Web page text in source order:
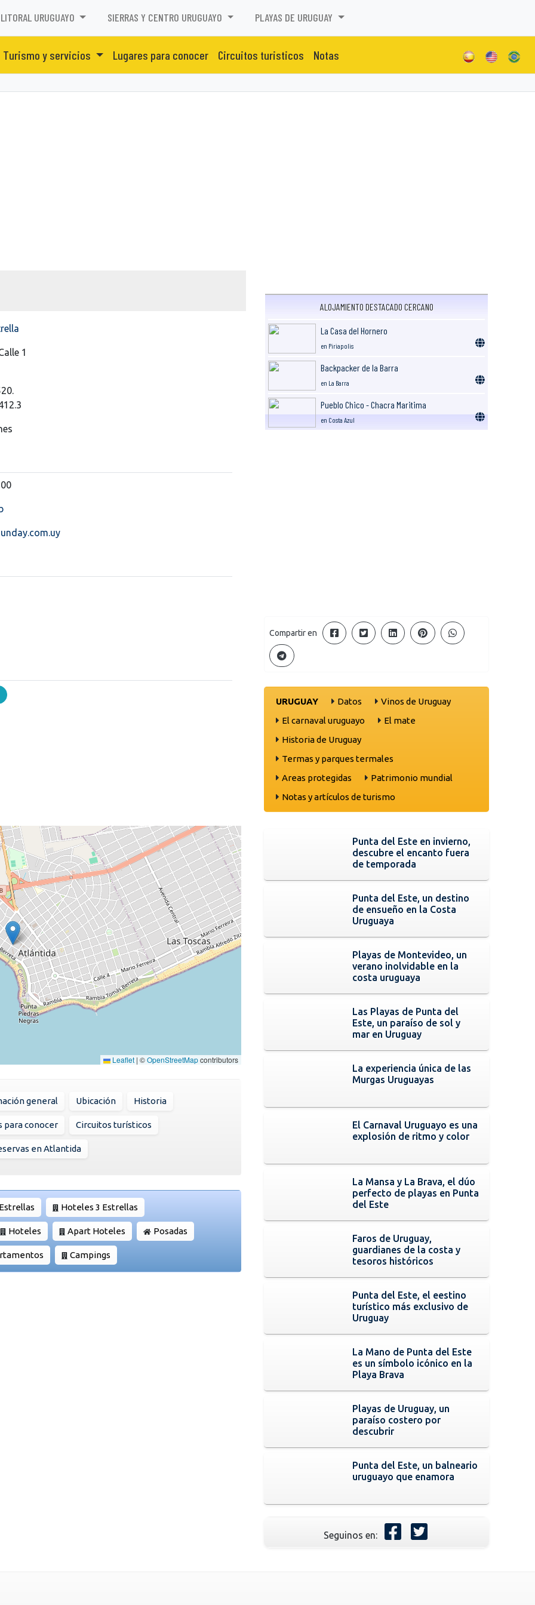
LITORAL URUGUAYO SIERRAS Y CENTRO URUGUAYO PLAYAS DE URUGUAY
Turismo y servicios Lugares para conocer Circuitos turisticos Notas
1
Leaflet | ©OpenStreetMapcontributors
general Ubicación Historia
para conocer Circuitos turísticos
en Atlantida
Hoteles 3 Estrellas
Hoteles Apart Hoteles Posadas
Campings
ALOJAMIENTO DESTACADO CERCANO
La Casa del Hornero
en Piriapolis
Backpacker de la Barra
en La Barra
Pueblo Chico - Chacra Maritima
en Costa Azul
Compartir en
URUGUAY Datos
Vinos de Uruguay
El carnaval uruguayo
El mate
Historia de Uruguay
Termas y parques termales
Areas protegidas
Patrimonio mundial
Notas y artículos de turismo
Punta del Este en invierno,
descubre el encanto fuera
de temporada
Punta del Este, un destino
de ensueño en la Costa
Uruguaya
Playas de Montevideo, un
verano inolvidable en la
costa uruguaya
Las Playas de Punta del
Este, un paraíso de sol y
mar en Uruguay
La experiencia única de las
Murgas Uruguayas
El Carnaval Uruguayo es una
explosión de ritmo y color
La Mansa y La Brava, el dúo
perfecto de playas en Punta
del Este
Faros de Uruguay,
guardianes de la costa y
tesoros históricos
Punta del Este, el eestino
turístico más exclusivo de
Uruguay
La Mano de Punta del Este
es un símbolo icónico en la
Playa Brava
Playas de Uruguay, un
paraíso costero por
descubrir
Punta del Este, un balneario
uruguayo que enamora
Seguinos en: